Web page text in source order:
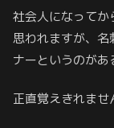
社会人になってか
思われますが、名
ナーというのがあ
正直覚えきれませ